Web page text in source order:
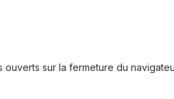
sur la fermeture du